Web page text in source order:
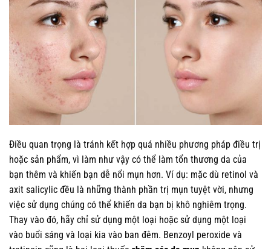
Điều quan trọng là tránh kết hợp quá nhiều phương pháp điều trị
hoặc sản phẩm, vì làm như vậy có thể làm tổn thương da của
bạn thêm và khiến bạn dễ nổi mụn hơn. Ví dụ: mặc dù retinol và
axit salicylic đều là những thành phần trị mụn tuyệt vời, nhưng
việc sử dụng chúng có thể khiến da bạn bị khô nghiêm trọng.
Thay vào đó, hãy chỉ sử dụng một loại hoặc sử dụng một loại
vào buổi sáng và loại kia vào ban đêm. Benzoyl peroxide và